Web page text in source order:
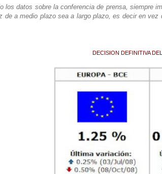
los datos sobre la conferencia de prensa, siempre
de a medio plazo sea a largo plazo, es decir en
DECISION DEFINITIVA